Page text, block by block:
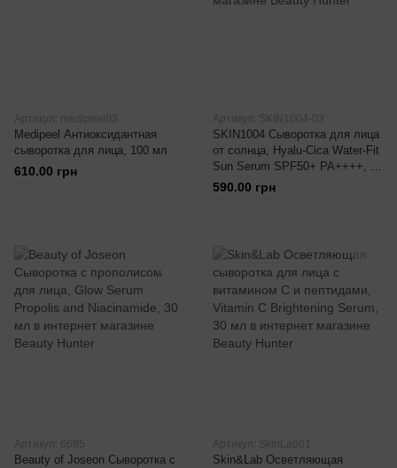
Артикул: medipeel03
Medipeel Антиоксидантная
сыворотка для лица, 100 мл
610.00 грн
Артикул: SKIN1004-03
SKIN1004 Сыворотка для лица
от солнца, Hyalu-Cica Water-Fit
Sun Serum SPF50+ PA++++, 15
мл
590.00 грн
Артикул: 6695
Beauty of Joseon Сыворотка с
Артикул: SkinLab01
Skin&Lab Осветляющая